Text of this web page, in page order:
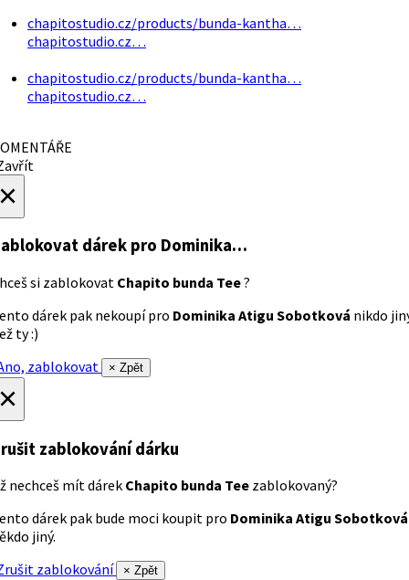
chapitostudio.cz/products/bunda-kantha…
chapitostudio.cz…
chapitostudio.cz/products/bunda-kantha…
chapitostudio.cz…
dárek pro Dominika…
si zablokovat Chapito bunda Tee?
dárek pak nekoupí pro Dominika Atigu Sobotková nikdo
ty :)
zablokovat
× Zpět
zablokování dárku
nechceš mít dárek Chapito bunda Tee zablokovaný?
dárek pak bude moci koupit pro Dominika Atigu Sobotková
jiný.
zablokování
× Zpět